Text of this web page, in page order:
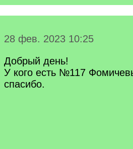
28 фев. 2023 10:25
Добрый день!
У кого есть №117
спасибо.